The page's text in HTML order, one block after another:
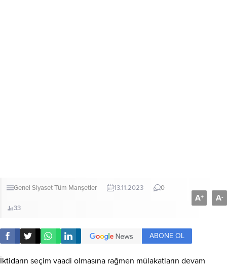
Genel SiyasetTüm Manşetler 13.11.2023 0
33
A+ A-
ABONE OL
İktidarın seçim vaadi olmasına rağmen mülakatların devam